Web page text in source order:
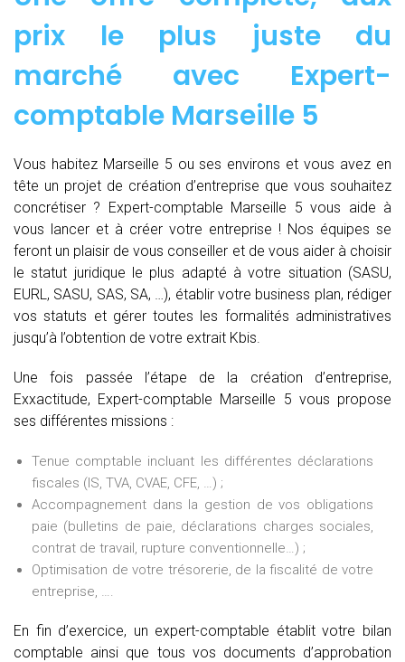
prix le plus juste du
marché avec Expert-
comptable Marseille 5
Vous habitez Marseille 5 ou ses environs et vous avez en
tête un projet de création d’entreprise que vous souhaitez
concrétiser ? Expert-comptable Marseille 5 vous aide à
vous lancer et à créer votre entreprise ! Nos équipes se
feront un plaisir de vous conseiller et de vous aider à choisir
le statut juridique le plus adapté à votre situation (SASU,
EURL, SASU, SAS, SA, …), établir votre business plan, rédiger
vos statuts et gérer toutes les formalités administratives
jusqu’à l’obtention de votre extrait Kbis.
Une fois passée l’étape de la création d’entreprise,
Exxactitude, Expert-comptable Marseille 5 vous propose
ses différentes missions :
Tenue comptable incluant les différentes déclarations
fiscales (IS, TVA, CVAE, CFE, …) ;
Accompagnement dans la gestion de vos obligations
paie (bulletins de paie, déclarations charges sociales,
contrat de travail, rupture conventionnelle…) ;
Optimisation de votre trésorerie, de la fiscalité de votre
entreprise, ….
En fin d’exercice, un expert-comptable établit votre bilan
comptable ainsi que tous vos documents d’approbation